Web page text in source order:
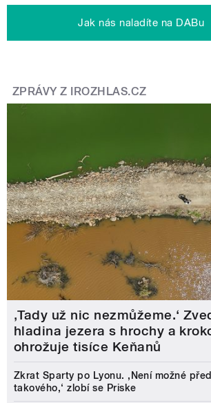
Jak nás naladíte na DABu
ZPRÁVY Z IROZHLAS.CZ
‚Tady už nic nezmůžeme.‘
hladina jezera s hrochy a
ohrožuje tisíce Keňanů
Zkrat Sparty po Lyonu. ,Není možné
takového,‘ zlobí se Priske